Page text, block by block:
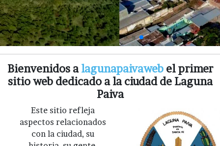
Bienvenidos alagunapaivaweb el primer
sitio web dedicado a la ciudad de Laguna
Paiva
Este sitio refleja
aspectos relacionados
con la ciudad, su